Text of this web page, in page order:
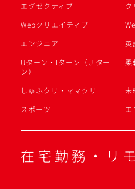
エグゼクティブ
ク
Webクリエイティブ
エンジニア
英
Uターン・Iターン（UIター
ン）
柔
しゅふクリ・ママクリ
未
スポーツ
エ
在宅勤務・リ